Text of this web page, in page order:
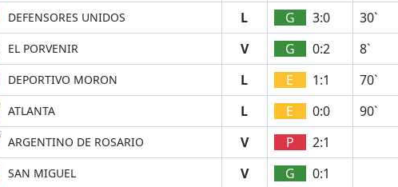
DEFENSORES UNIDOS L G 3:0
30`
EL PORVENIR V G 0:2
8`
DEPORTIVO MORON L E 1:1
70`
ATLANTA L E 0:0
90`
ARGENTINO DE ROSARIO V P
2:1
SAN MIGUEL V G
0:1